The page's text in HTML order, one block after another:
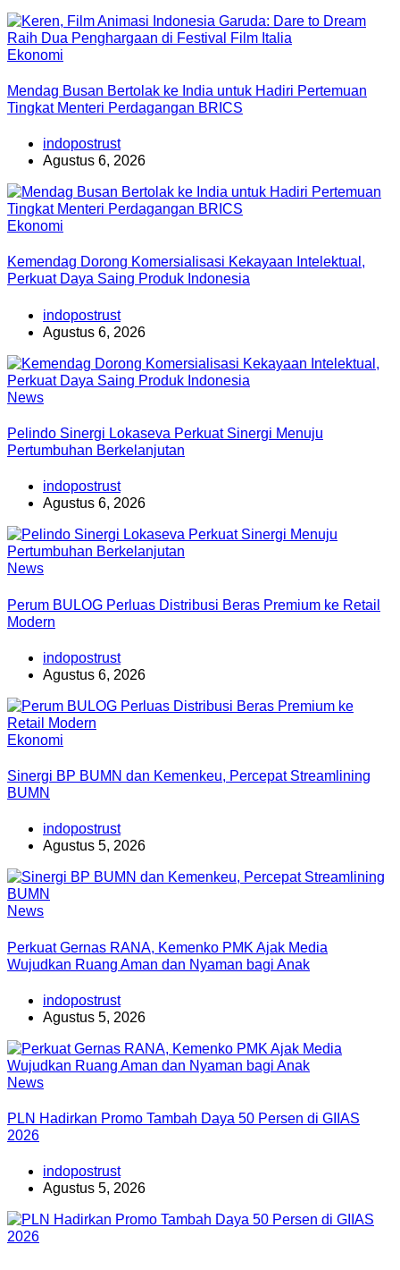
Ekonomi
Mendag Busan Bertolak ke India untuk Hadiri Pertemuan
Tingkat Menteri Perdagangan BRICS
indopostrust
Agustus 6, 2026
Ekonomi
Kemendag Dorong Komersialisasi Kekayaan Intelektual,
Perkuat Daya Saing Produk Indonesia
indopostrust
Agustus 6, 2026
News
Pelindo Sinergi Lokaseva Perkuat Sinergi Menuju
Pertumbuhan Berkelanjutan
indopostrust
Agustus 6, 2026
News
Perum BULOG Perluas Distribusi Beras Premium ke Retail
Modern
indopostrust
Agustus 6, 2026
Ekonomi
Sinergi BP BUMN dan Kemenkeu, Percepat Streamlining
BUMN
indopostrust
Agustus 5, 2026
News
Perkuat Gernas RANA, Kemenko PMK Ajak Media
Wujudkan Ruang Aman dan Nyaman bagi Anak
indopostrust
Agustus 5, 2026
News
PLN Hadirkan Promo Tambah Daya 50 Persen di GIIAS
2026
indopostrust
Agustus 5, 2026